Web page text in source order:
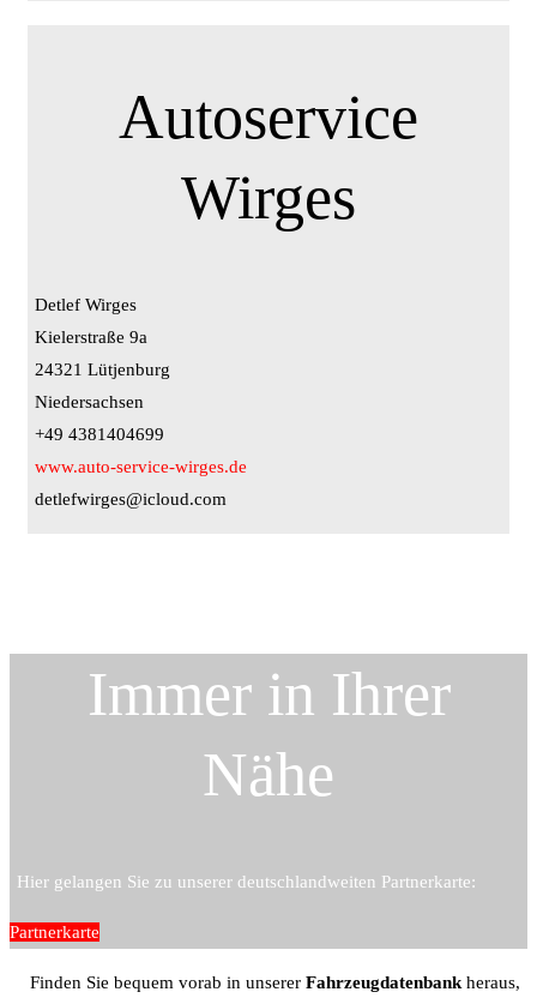
Autoservice
Wirges
Detlef Wirges
Kielerstraße 9a
24321 Lütjenburg
Niedersachsen
+49 4381404699
www.auto-service-wirges.de
detlefwirges@icloud.com
Immer in Ihrer
Nähe
Hier gelangen Sie zu unserer deutschlandweiten Partnerkarte:
Partnerkarte
Finden Sie bequem vorab in unserer Fahrzeugdatenbank heraus,